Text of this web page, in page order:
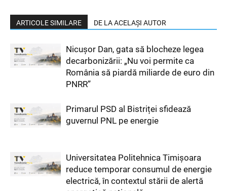
ARTICOLE SIMILARE DE LA ACELAȘI AUTOR
Nicușor Dan, gata să blocheze legea
decarbonizării: „Nu voi permite ca
România să piardă miliarde de euro din
PNRR”
Primarul PSD al Bistriței sfidează
guvernul PNL pe energie
Universitatea Politehnica Timișoara
reduce temporar consumul de energie
electrică, în contextul stării de alertă